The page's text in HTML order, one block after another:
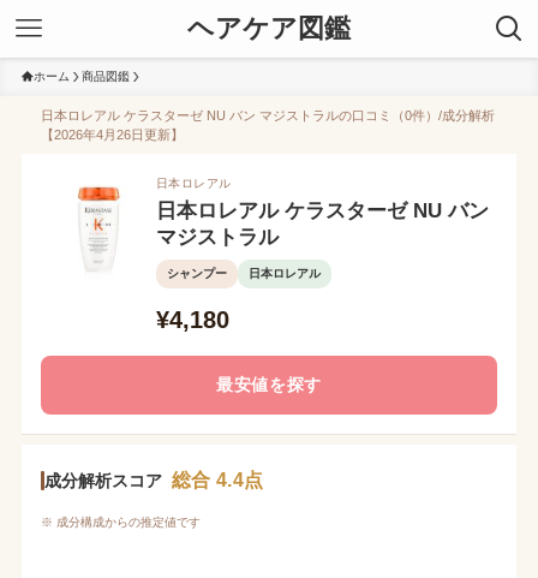
ヘアケア図鑑
ホーム 商品図鑑
日本ロレアル ケラスターゼ NU バン マジストラルの口コミ（0件）/成分解析
【2026年4月26日更新】
日本ロレアル
日本ロレアル ケラスターゼ NU バン
マジストラル
シャンプー 日本ロレアル
¥4,180
最安値を探す
成分解析スコア 総合 4.4点
※ 成分構成からの推定値です